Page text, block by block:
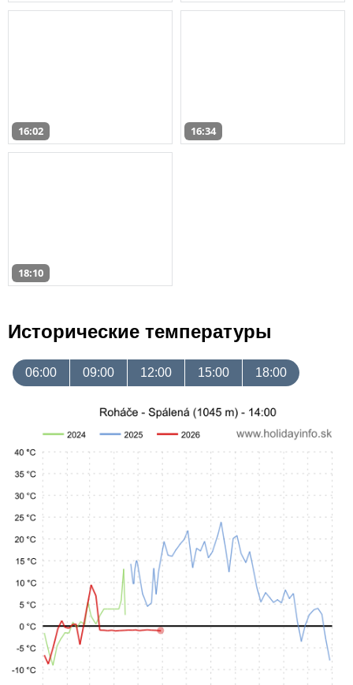
16:02 16:34
18:10
Исторические температуры
06:00 09:00 12:00 15:00 18:00